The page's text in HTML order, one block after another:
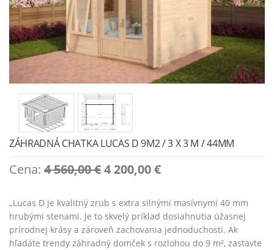
ZÁHRADNÁ CHATKA LUCAS D 9M2 / 3 X 3 M / 44MM
Cena: 4 560,00€Original
was:
4
560,00 €.
4 200,00€Current
is:
4
200,00 €.
„Lucas D je kvalitný zrub s extra silnými masívnymi 40 mm
hrubými stenami. Je to skvelý príklad dosiahnutia úžasnej
prírodnej krásy a zároveň zachovania jednoduchosti. Ak
hľadáte trendy záhradný domček s rozlohou do 9 m², zastavte